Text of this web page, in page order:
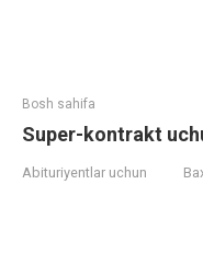
Bosh sahifa
Super-kontrakt
Abituriyentlar uchun